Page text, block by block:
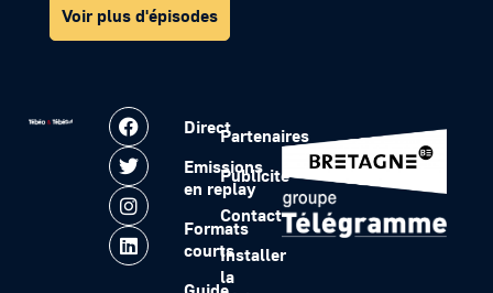
Voir plus d'épisodes
Direct
Emissions
en replay
Formats
courts
Partenaires
Publicité
Contact
Installer
la